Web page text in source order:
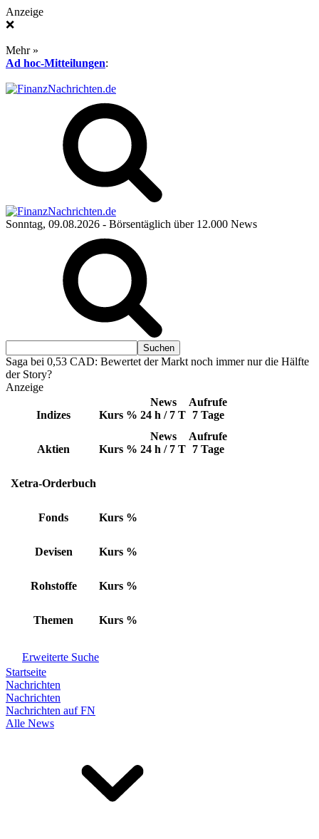
Anzeige
❌
Mehr »
Ad hoc-Mitteilungen:
Sonntag, 09.08.2026 - Börsentäglich über 12.000 News
Saga bei 0,53 CAD: Bewertet der Markt noch immer nur die Hälfte
der Story?
Anzeige
Indizes Kurs %
News
24 h / 7 T
Aufrufe
7 Tage
Aktien Kurs %
News
24 h / 7 T
Aufrufe
7 Tage
Xetra-Orderbuch
Fonds Kurs %
Devisen Kurs %
Rohstoffe Kurs %
Themen Kurs %
Erweiterte Suche
Startseite
Nachrichten
Nachrichten
Nachrichten auf FN
Alle News